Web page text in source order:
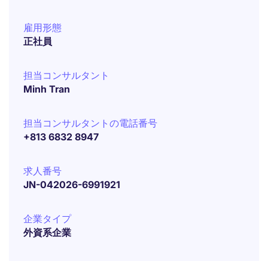
雇用形態
正社員
担当コンサルタント
Minh Tran
担当コンサルタントの電話番号
+813 6832 8947
求人番号
JN-042026-6991921
企業タイプ
外資系企業